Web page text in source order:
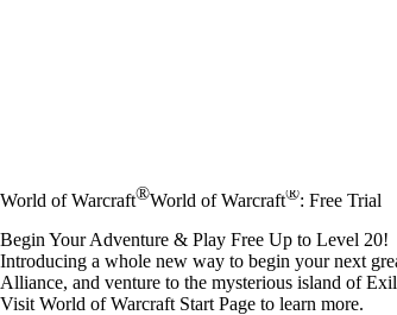
World of Warcraft®World of Warcraft®: Free Trial
Begin Your Adventure & Play Free Up to Level 20!
Introducing a whole new way to begin your next
Alliance, and venture to the mysterious island of
Visit World of Warcraft Start Page to learn more.